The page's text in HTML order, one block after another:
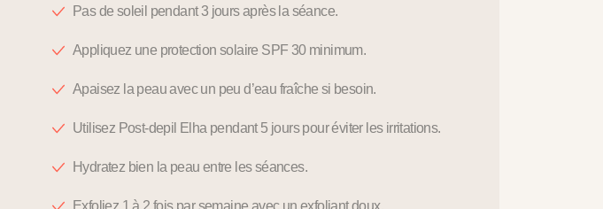
Pas de soleil pendant 3 jours après la séance.
Appliquez une protection solaire SPF 30 minimum.
Apaisez la peau avec un peu d’eau fraîche si besoin.
Utilisez Post-depil Elha pendant 5 jours pour éviter les irritations.
Hydratez bien la peau entre les séances.
Exfoliez 1 à 2 fois par semaine avec un exfoliant doux.